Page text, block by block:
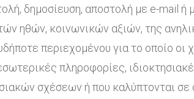
δημοσίευση, αποστολή με e-mail ή
ηθών, κοινωνικών αξιών, της
περιεχομένου για το οποίο οι
πληροφορίες,
σχέσεων ή που καλύπτονται